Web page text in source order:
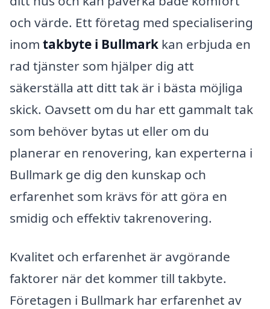
och värde. Ett företag med specialisering
inom takbyte i Bullmark kan erbjuda en
rad tjänster som hjälper dig att
säkerställa att ditt tak är i bästa möjliga
skick. Oavsett om du har ett gammalt tak
som behöver bytas ut eller om du
planerar en renovering, kan experterna i
Bullmark ge dig den kunskap och
erfarenhet som krävs för att göra en
smidig och effektiv takrenovering.
Kvalitet och erfarenhet är avgörande
faktorer när det kommer till takbyte.
Företagen i Bullmark har erfarenhet av